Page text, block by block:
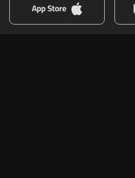
App Store